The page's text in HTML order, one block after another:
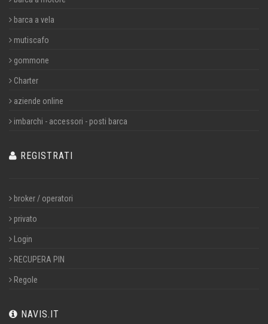
barca a vela
mutiscafo
gommone
Charter
aziende online
imbarchi - accessori - posti barca
REGISTRATI
broker / operatori
privato
Login
RECUPERA PIN
Regole
NAVIS.IT